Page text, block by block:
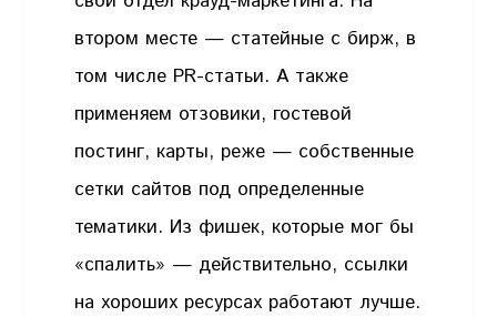
втором месте — статейные с бирж, в
том числе PR-статьи. А также
применяем отзовики, гостевой
постинг, карты, реже — собственные
сетки сайтов под определенные
тематики. Из фишек, которые мог бы
«спалить» — действительно, ссылки
на хороших ресурсах работают лучше.